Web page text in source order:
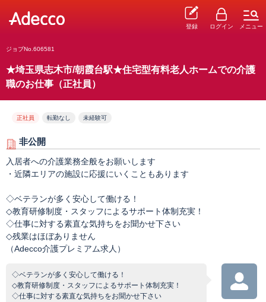
登録 ログイン メニュー
ジョブNo.606581
★埼玉県志木市/朝霞台駅★住宅型有料老人ホームでの介護
職のお仕事（正社員）
正社員 転勤なし 未経験可
非公開
入居者への介護業務全般をお願いします
・近隣エリアの施設に応援にいくこともあります
◇ベテランが多く安心して働ける！
◇教育研修制度・スタッフによるサポート体制充実！
◇仕事に対する素直な気持ちをお聞かせ下さい
◇残業はほぼありません
（Adecco介護プレミアム求人）
◇ベテランが多く安心して働ける！
◇教育研修制度・スタッフによるサポート体制充実！
◇仕事に対する素直な気持ちをお聞かせ下さい